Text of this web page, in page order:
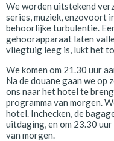
We worden uitstekend
series, muziek, enzovoort
behoorlijke turbulentie.
gehoorapparaat laten
vliegtuig leeg is, lukt het
We komen om 21.30 uur
Na de douane gaan we op
ons naar het hotel te
programma van morgen.
hotel. Inchecken, de
uitdaging, en om 23.30
van morgen.